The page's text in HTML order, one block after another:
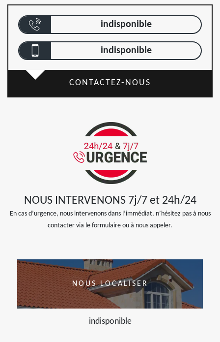
indisponible
indisponible
CONTACTEZ-NOUS
NOUS INTERVENONS 7j/7 et 24h/24
En cas d’urgence, nous intervenons dans l’immédiat, n’hésitez pas à nous
contacter via le formulaire ou à nous appeler.
NOUS LOCALISER
indisponible